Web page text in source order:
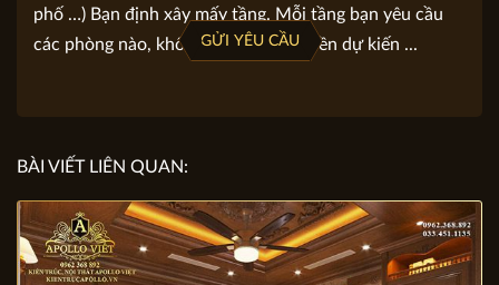
Gợi ý viết yêu cầu: Địa chỉ khu đất, diện tích đất, mặt
BÀI VIẾT LIÊN QUAN: